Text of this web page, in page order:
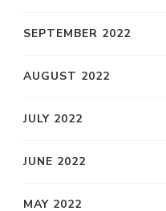
SEPTEMBER 2022
AUGUST 2022
JULY 2022
JUNE 2022
MAY 2022